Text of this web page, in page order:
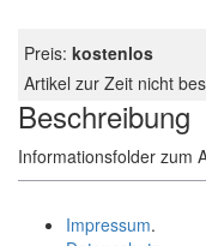
Preis: kostenlos
Artikel zur Zeit nicht
Beschreibung
Informationsfolder zum
Impressum.